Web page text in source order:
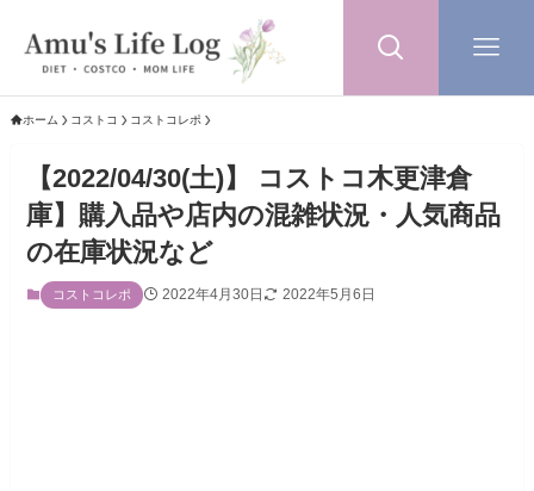
ホーム コストコ コストコレポ
【2022/04/30(土)】 コストコ木更津倉
庫】購入品や店内の混雑状況・人気商品
の在庫状況など
コストコレポ 2022年4月30日 2022年5月6日